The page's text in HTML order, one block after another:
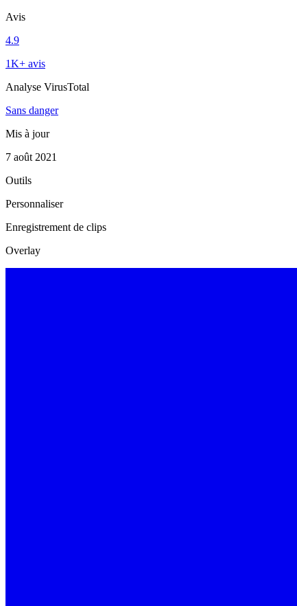
Avis
4.9
1K+ avis
Analyse VirusTotal
Sans danger
Mis à jour
7 août 2021
Outils
Personnaliser
Enregistrement de clips
Overlay